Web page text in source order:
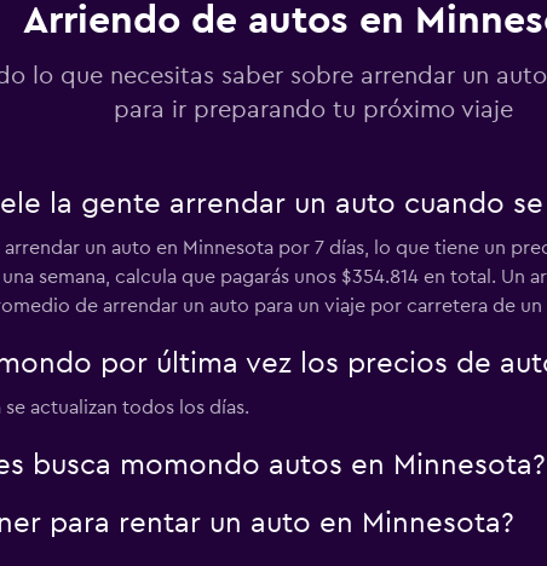
Ver precios
Ver precios
Arriendo de autos en
lo que necesitas saber sobre arrendar un
para ir preparando tu próximo viaje
la gente arrendar un auto cuando
un auto en Minnesota por 7 días, lo que tiene un
semana, calcula que pagarás unos $354.814 en total. Un
de arrendar un auto para un viaje por carretera de un
por última vez los precios de
actualizan todos los días.
busca momondo autos en Minnesota?
para rentar un auto en Minnesota?